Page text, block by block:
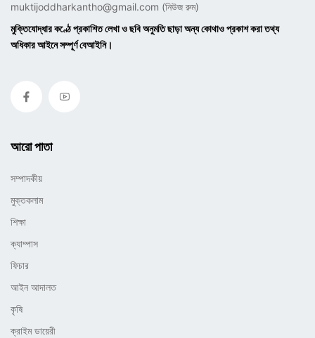
muktijoddharkantho@gmail.com (নিউজ রুম)
মুক্তিযোদ্ধার কণ্ঠে প্রকাশিত লেখা ও ছবি অনুমতি ছাড়া অন্য কোথাও প্রকাশ করা তথ্য
অধিকার আইনে সম্পূর্ণ বেআইনি।
আরো পাতা
সম্পাদকীয়
মুক্তকলাম
শিক্ষা
ক্যাম্পাস
ফিচার
আইন আদালত
কৃষি
ক্রাইম ডায়েরী